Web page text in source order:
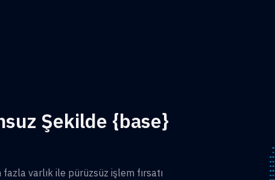
Şekilde {base}
varlık ile pürüzsüz işlem fırsatı